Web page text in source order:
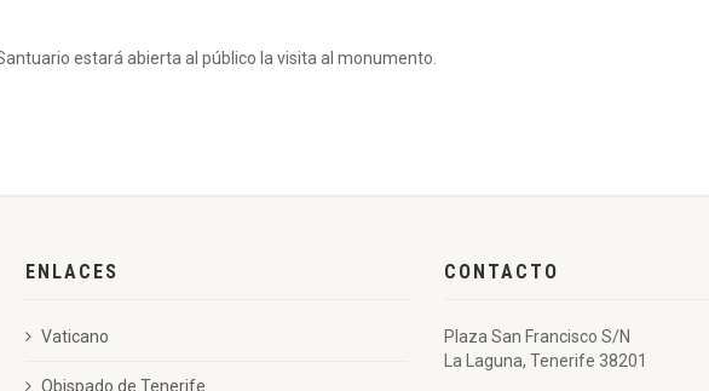
estará abierta al público la visita al monumento.
ENLACES
Vaticano
Obispado de Tenerife
CONTACTO
Plaza San Francisco S/N
La Laguna, Tenerife 38201